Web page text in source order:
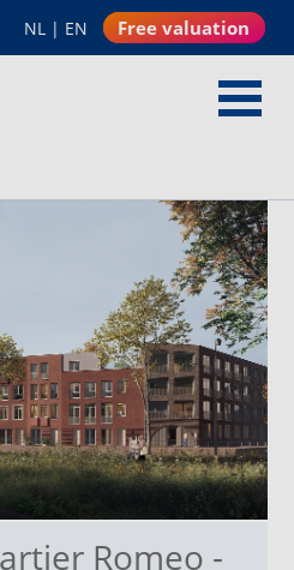
NL | EN Free valuation
Romeo -